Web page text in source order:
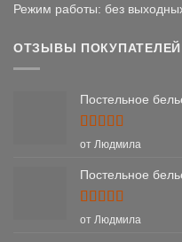
Режим работы: без
ОТЗЫВЫ ПОКУПАТЕЛЕЙ
Постельное
Оценка5
от Людмила
Постельное
Оценка5
от Людмила